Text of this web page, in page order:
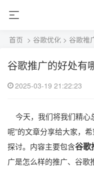
首页 > 谷歌优化 > 谷歌推
谷歌推广的好处有
2025-03-19 21:22:23
今天，我们将我们精心
呢”的文章分享给大家，
探讨。内容主要包含谷歌
广是怎么样的推广、谷歌